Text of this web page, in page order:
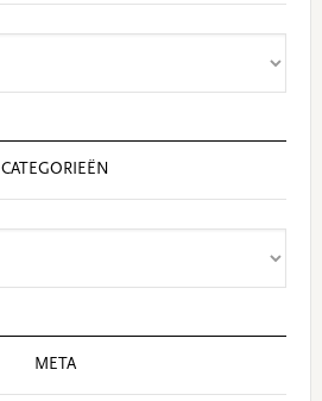
CATEGORIEËN
META